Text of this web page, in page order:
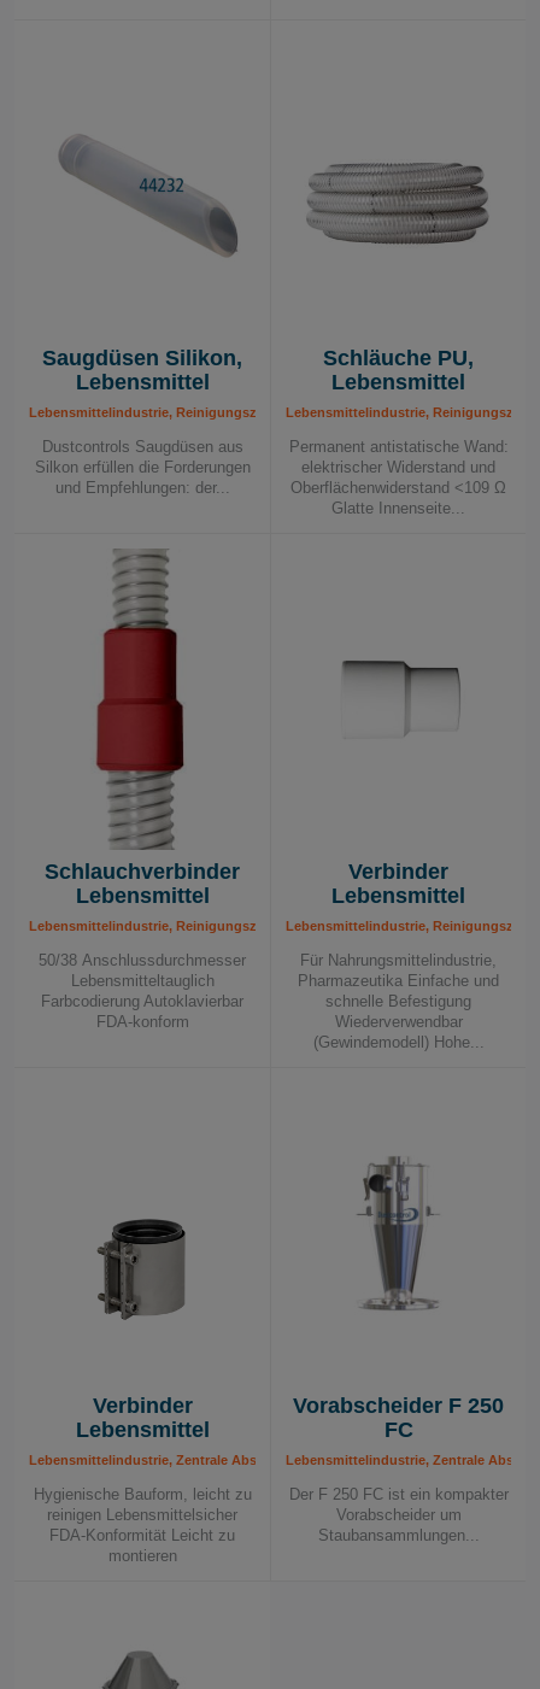
Saugdüsen Silikon,
Lebensmittel
Lebensmittelindustrie, Reinigungszubehör für Lebensmittel
Dustcontrols Saugdüsen aus
Silkon erfüllen die Forderungen
und Empfehlungen: der...
Schläuche PU,
Lebensmittel
Lebensmittelindustrie,
Permanent antistatische Wand:
elektrischer Widerstand und
Oberflächenwiderstand <109 Ω
Glatte Innenseite...
Schlauchverbinder
Lebensmittel
Lebensmittelindustrie, Reinigungszubehör für Lebensmittel
50/38 Anschlussdurchmesser
Lebensmitteltauglich
Farbcodierung Autoklavierbar
FDA-konform
Verbinder
Lebensmittel
Lebensmittelindustrie,
Für Nahrungsmittelindustrie,
Pharmazeutika Einfache und
schnelle Befestigung
Wiederverwendbar
(Gewindemodell) Hohe...
Verbinder
Lebensmittel
Lebensmittelindustrie, Zentrale Absaugsysteme Lebensmittel – Komponenten
Hygienische Bauform, leicht zu
reinigen Lebensmittelsicher
FDA-Konformität Leicht zu
montieren
Vorabscheider F 250
FC
Lebensmittelindustrie, Zentrale
Der F 250 FC ist ein kompakter
Vorabscheider um
Staubansammlungen...